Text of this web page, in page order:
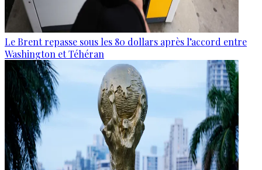
Le Brent repasse sous les 80 dollars après l’accord entre
Washington et Téhéran